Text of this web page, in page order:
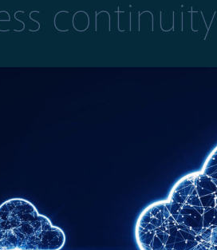
continuity